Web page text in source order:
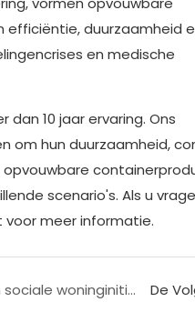
efficiëntie, duurzaamheid
en medische
10 jaar ervaring. Ons
om hun duurzaamheid,
scenario's. Als u
meer informatie.
Hoe containerhuizen sociale woninginitiatieven ondersteunen De